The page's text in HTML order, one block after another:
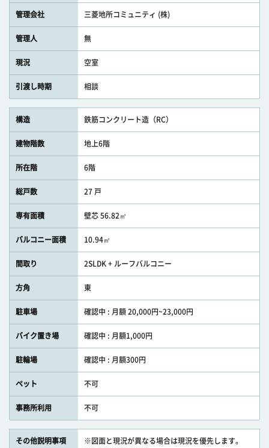
管理会社 三菱地所コミュニティ (株)
管理人 無
現況 空室
引渡し時期 相談
構造 鉄筋コンクリート造（RC）
建物階数 地上6階
所在階 6階
総戸数 27 戸
専有面積 壁芯 56.82㎡
バルコニー面積 10.94㎡
間取り 2SLDK + ルーフバルコニー
方角 東
駐車場 確認中 : 月額 20,000円~23,000円
バイク置き場 確認中 : 月額1,000円
駐輪場 確認中 : 月額300円
ペット 不可
事務所利用 不可
その他説明事項
※図面と現況が異なる場合は現況を優先します。